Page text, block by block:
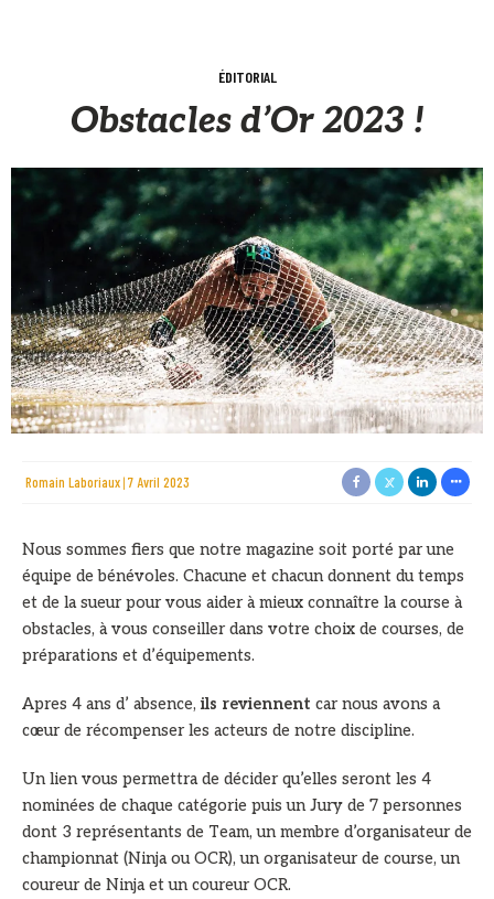
ÉDITORIAL
Obstacles d’Or 2023 !
Romain Laboriaux 7 Avril 2023
Nous sommes fiers que notre magazine soit porté par une
équipe de bénévoles. Chacune et chacun donnent du temps
et de la sueur pour vous aider à mieux connaître la course à
obstacles, à vous conseiller dans votre choix de courses, de
préparations et d’équipements.
Apres 4 ans d’ absence, ils reviennent car nous avons a
cœur de récompenser les acteurs de notre discipline.
Un lien vous permettra de décider qu’elles seront les 4
nominées de chaque catégorie puis un Jury de 7 personnes
dont 3 représentants de Team, un membre d’organisateur de
championnat (Ninja ou OCR), un organisateur de course, un
coureur de Ninja et un coureur OCR.